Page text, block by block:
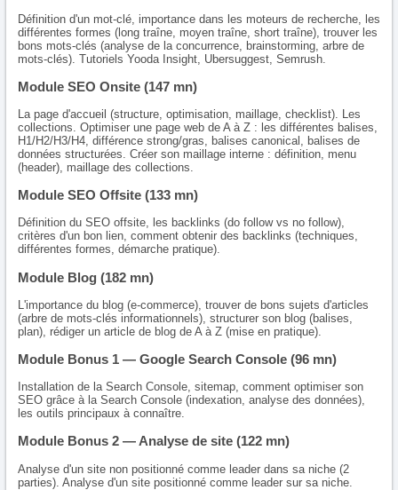
Définition d'un mot-clé, importance dans les moteurs de recherche, les
différentes formes (long traîne, moyen traîne, short traîne), trouver les
bons mots-clés (analyse de la concurrence, brainstorming, arbre de
mots-clés). Tutoriels Yooda Insight, Ubersuggest, Semrush.
Module SEO Onsite (147 mn)
La page d'accueil (structure, optimisation, maillage, checklist). Les
collections. Optimiser une page web de A à Z : les différentes balises,
H1/H2/H3/H4, différence strong/gras, balises canonical, balises de
données structurées. Créer son maillage interne : définition, menu
(header), maillage des collections.
Module SEO Offsite (133 mn)
Définition du SEO offsite, les backlinks (do follow vs no follow),
critères d'un bon lien, comment obtenir des backlinks (techniques,
différentes formes, démarche pratique).
Module Blog (182 mn)
L'importance du blog (e-commerce), trouver de bons sujets d'articles
(arbre de mots-clés informationnels), structurer son blog (balises,
plan), rédiger un article de blog de A à Z (mise en pratique).
Module Bonus 1 — Google Search Console (96 mn)
Installation de la Search Console, sitemap, comment optimiser son
SEO grâce à la Search Console (indexation, analyse des données),
les outils principaux à connaître.
Module Bonus 2 — Analyse de site (122 mn)
Analyse d'un site non positionné comme leader dans sa niche (2
parties). Analyse d'un site positionné comme leader sur sa niche.